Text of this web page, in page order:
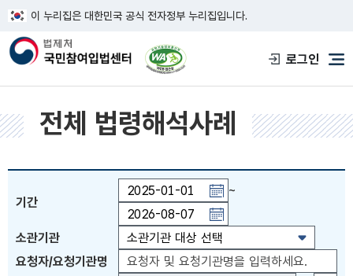
이 누리집은 대한민국 공식 전자정부 누리집입니다.
한국웹접근성인증평가원 웹접근성 사이
로그인
메
전체 법령해석사례
기간
~
기간일자 직접입력 또는 PAGE UP 키 이
소관기관
요청자/요청기관명